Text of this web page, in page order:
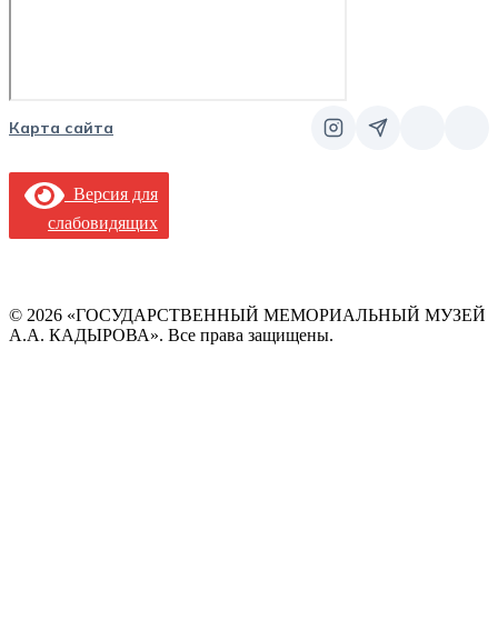
Карта сайта
Версия для
слабовидящих
© 2026 «ГОСУДАРСТВЕННЫЙ МЕМОРИАЛЬНЫЙ МУЗЕЙ
А.А. КАДЫРОВА». Все права защищены.